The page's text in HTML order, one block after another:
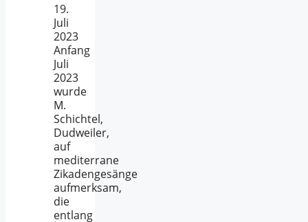
19.
Juli
2023
Anfang
Juli
2023
wurde
M.
Schichtel,
Dudweiler,
auf
mediterrane
Zikadengesänge
aufmerksam,
die
entlang